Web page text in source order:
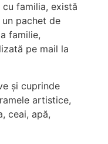
familia, există
pachet de
familie,
pe mail la
și cuprinde
artistice,
ceai, apă,